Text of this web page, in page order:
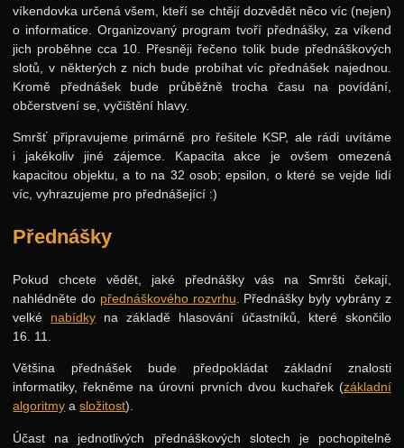
víkendovka určená všem, kteří se chtějí dozvědět něco víc (nejen)
o informatice. Organizovaný program tvoří přednášky, za víkend
jich proběhne cca 10. Přesněji řečeno tolik bude přednáškových
slotů, v některých z nich bude probíhat víc přednášek najednou.
Kromě přednášek bude průběžně trocha času na povídání,
občerstvení se, vyčištění hlavy.
Smršť připravujeme primárně pro řešitele KSP, ale rádi uvítáme
i jakékoliv jiné zájemce. Kapacita akce je ovšem omezená
kapacitou objektu, a to na 32 osob; epsilon, o které se vejde lidí
víc, vyhrazujeme pro přednášející :)
Přednášky
Pokud chcete vědět, jaké přednášky vás na Smršti čekají,
nahlédněte do přednáškového rozvrhu . Přednášky byly vybrány z
velké nabídky na základě hlasování účastníků, které skončilo
16. 11.
Většina přednášek bude předpokládat základní znalosti
informatiky, řekněme na úrovni prvních dvou kuchařek (základní
algoritmy asložitost).
Účast na jednotlivých přednáškových slotech je pochopitelně
Kalíšky
DOD
Další výzvy
Historické akce